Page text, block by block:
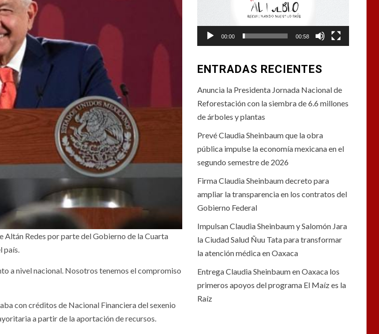
Redes por parte del Gobierno de la Cuarta
país.
a nivel nacional. Nosotros tenemos el compromiso
con créditos de Nacional Financiera del sexenio
a partir de la aportación de recursos.
00:00 00:58
ENTRADAS RECIENTES
Anuncia la Presidenta Jornada Nacional de
Reforestación con la siembra de 6.6 millones
de árboles y plantas
Prevé Claudia Sheinbaum que la obra
pública impulse la economía mexicana en el
segundo semestre de 2026
Firma Claudia Sheinbaum decreto para
ampliar la transparencia en los contratos del
Gobierno Federal
Impulsan Claudia Sheinbaum y Salomón Jara
la Ciudad Salud Ñuu Tata para transformar
la atención médica en Oaxaca
Entrega Claudia Sheinbaum en Oaxaca los
primeros apoyos del programa El Maíz es la
Raíz